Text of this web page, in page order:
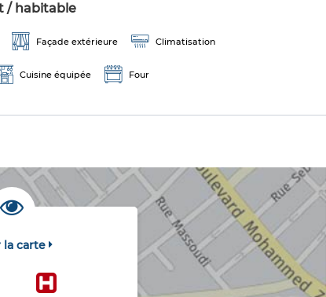
/ habitable
Façade extérieure Climatisation
Cuisine équipée Four
la carte